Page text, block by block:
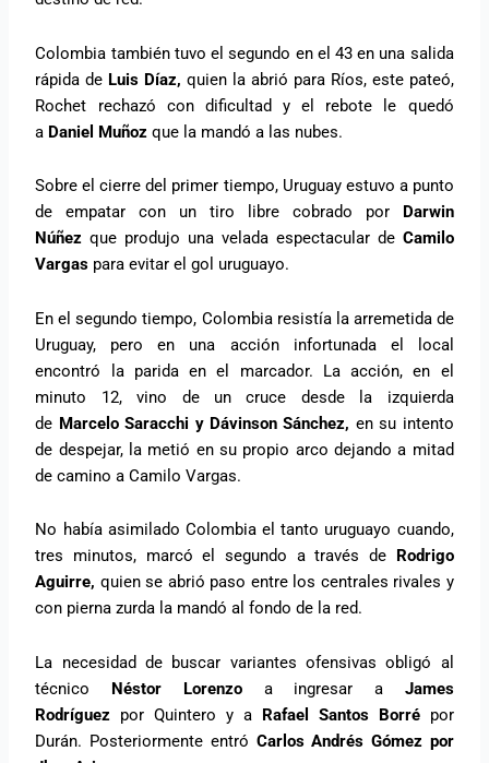
Colombia también tuvo el segundo en el 43 en una salida
rápida de Luis Díaz,quien la abrió para Ríos, este pateó,
Rochet rechazó con dificultad y el rebote le quedó
a Daniel Muñoz que la mandó a las nubes.
Sobre el cierre del primer tiempo, Uruguay estuvo a punto
de empatar con un tiro libre cobrado porDarwin
Núñez que produjo una velada espectacular de Camilo
Vargas para evitar el gol uruguayo.
En el segundo tiempo, Colombia resistía la arremetida de
Uruguay, pero en una acción infortunada el local
encontró la parida en el marcador. La acción, en el
minuto 12, vino de un cruce desde la izquierda
de Marcelo Saracchi y Dávinson Sánchez, en su intento
de despejar, la metió en su propio arco dejando a mitad
de camino a Camilo Vargas.
No había asimilado Colombia el tanto uruguayo cuando,
tres minutos, marcó el segundo a través de Rodrigo
Aguirre, quien se abrió paso entre los centrales rivales y
con pierna zurda la mandó al fondo de la red.
La necesidad de buscar variantes ofensivas obligó al
técnico Néstor Lorenzoa ingresar a James
Rodríguez por Quintero y a Rafael Santos Borrépor
Durán. Posteriormente entró Carlos Andrés Gómez por